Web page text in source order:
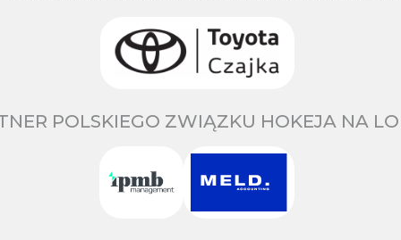
POLSKIEGO ZWIĄZKU HOKEJA NA